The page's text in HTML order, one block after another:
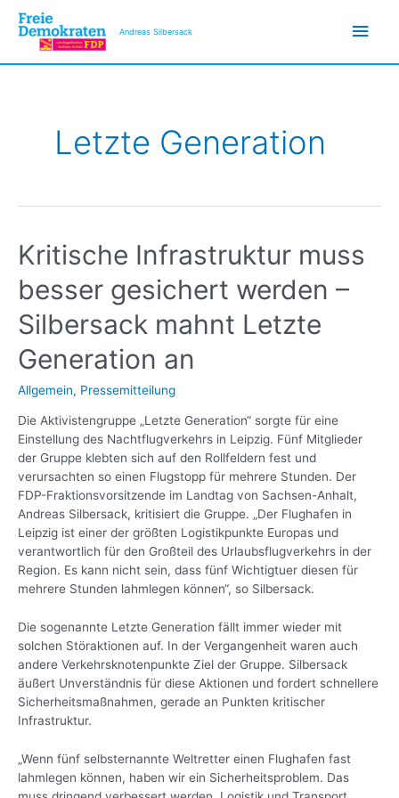
Inhalt
springen
Andreas Silbersack
Letzte Generation
Kritische Infrastruktur muss
besser gesichert werden –
Silbersack mahnt Letzte
Generation an
Allgemein, Pressemitteilung
Die Aktivistengruppe „Letzte Generation“ sorgte für eine
Einstellung des Nachtflugverkehrs in Leipzig. Fünf Mitglieder
der Gruppe klebten sich auf den Rollfeldern fest und
verursachten so einen Flugstopp für mehrere Stunden. Der
FDP-Fraktionsvorsitzende im Landtag von Sachsen-Anhalt,
Andreas Silbersack, kritisiert die Gruppe. „Der Flughafen in
Leipzig ist einer der größten Logistikpunkte Europas und
verantwortlich für den Großteil des Urlaubsflugverkehrs in der
Region. Es kann nicht sein, dass fünf Wichtigtuer diesen für
mehrere Stunden lahmlegen können“, so Silbersack.
Die sogenannte Letzte Generation fällt immer wieder mit
solchen Störaktionen auf. In der Vergangenheit waren auch
andere Verkehrsknotenpunkte Ziel der Gruppe. Silbersack
äußert Unverständnis für diese Aktionen und fordert schnellere
Sicherheitsmaßnahmen, gerade an Punkten kritischer
Infrastruktur.
„Wenn fünf selbsternannte Weltretter einen Flughafen fast
lahmlegen können, haben wir ein Sicherheitsproblem. Das